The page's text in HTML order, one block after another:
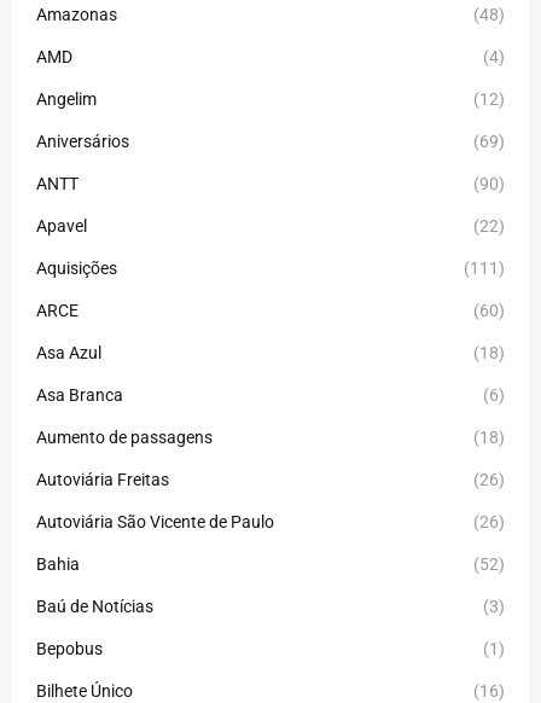
Amazonas (48)
AMD (4)
Angelim (12)
Aniversários (69)
ANTT (90)
Apavel (22)
Aquisições (111)
ARCE (60)
Asa Azul (18)
Asa Branca (6)
Aumento de passagens (18)
Autoviária Freitas (26)
Autoviária São Vicente de Paulo (26)
Bahia (52)
Baú de Notícias (3)
Bepobus (1)
Bilhete Único (16)